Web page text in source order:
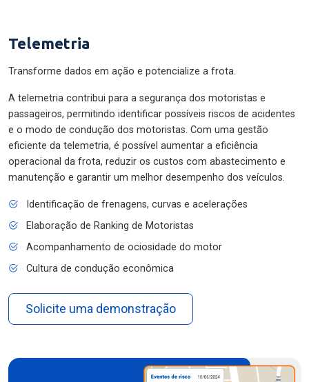
Telemetria
Transforme dados em ação e potencialize a frota.
A telemetria contribui para a segurança dos motoristas e
passageiros, permitindo identificar possíveis riscos de acidentes
e o modo de condução dos motoristas. Com uma gestão
eficiente da telemetria, é possível aumentar a eficiência
operacional da frota, reduzir os custos com abastecimento e
manutenção e garantir um melhor desempenho dos veículos.
Identificação de frenagens, curvas e acelerações
Elaboração de Ranking de Motoristas
Acompanhamento de ociosidade do motor
Cultura de condução econômica
Solicite uma demonstração